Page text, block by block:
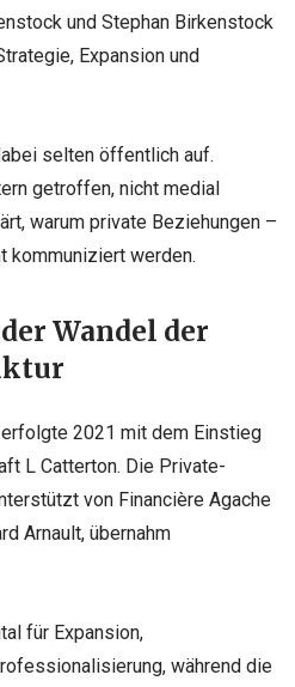
und Stephan Birkenstock
Expansion und
selten öffentlich auf.
getroffen, nicht medial
warum private Beziehungen –
kommuniziert werden.
Wandel der
2021 mit dem Einstieg
L Catterton. Die Private-
von Financière Agache
Arnault, übernahm
für Expansion,
während die